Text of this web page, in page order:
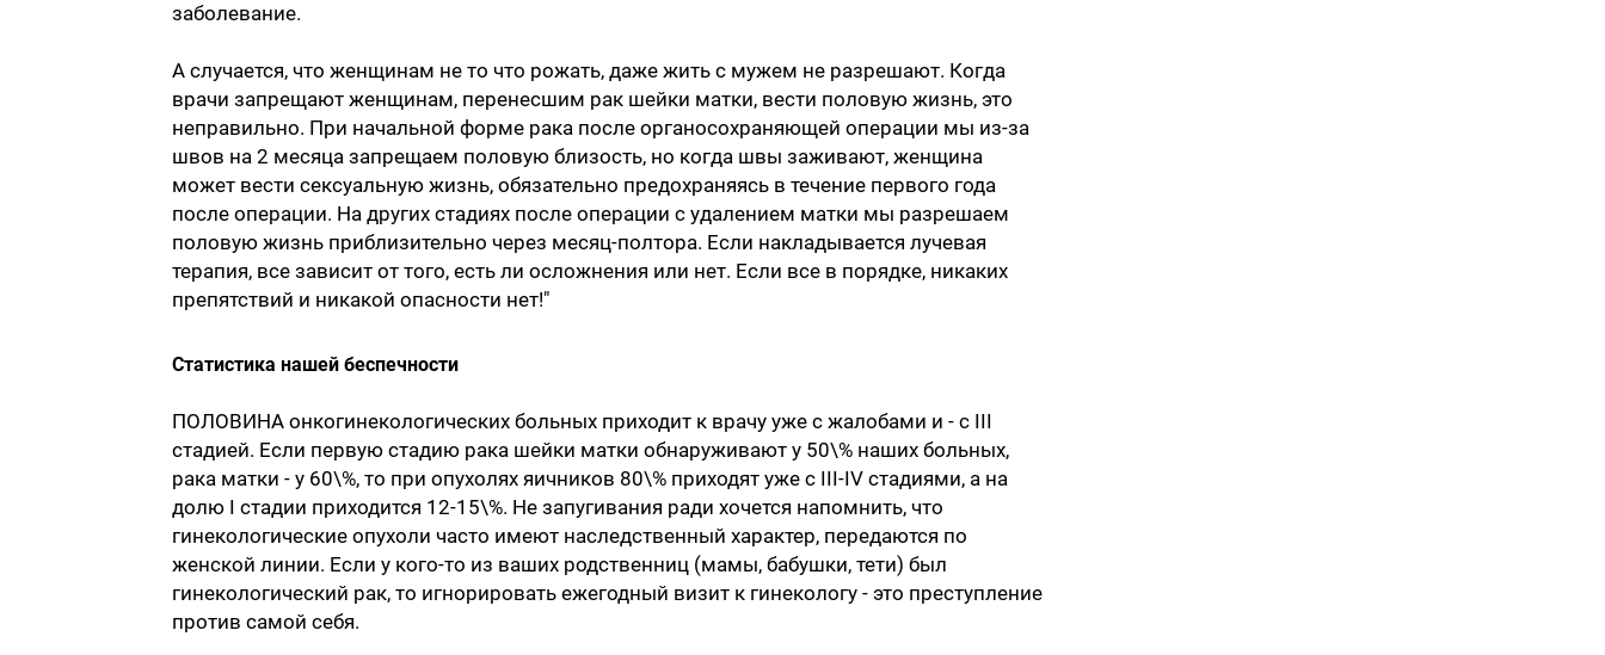
заболевание.
А случается, что женщинам не то что рожать, даже жить с мужем не разрешают. Когда
врачи запрещают женщинам, перенесшим рак шейки матки, вести половую жизнь, это
неправильно. При начальной форме рака после органосохраняющей операции мы из-за
швов на 2 месяца запрещаем половую близость, но когда швы заживают, женщина
может вести сексуальную жизнь, обязательно предохраняясь в течение первого года
после операции. На других стадиях после операции с удалением матки мы разрешаем
половую жизнь приблизительно через месяц-полтора. Если накладывается лучевая
терапия, все зависит от того, есть ли осложнения или нет. Если все в порядке, никаких
препятствий и никакой опасности нет!"
Статистика нашей беспечности
ПОЛОВИНА онкогинекологических больных приходит к врачу уже с жалобами и - с III
стадией. Если первую стадию рака шейки матки обнаруживают у 50\% наших больных,
рака матки - у 60\%, то при опухолях яичников 80\% приходят уже с III-IV стадиями, а на
долю I стадии приходится 12-15\%. Не запугивания ради хочется напомнить, что
гинекологические опухоли часто имеют наследственный характер, передаются по
женской линии. Если у кого-то из ваших родственниц (мамы, бабушки, тети) был
гинекологический рак, то игнорировать ежегодный визит к гинекологу - это преступление
против самой себя.